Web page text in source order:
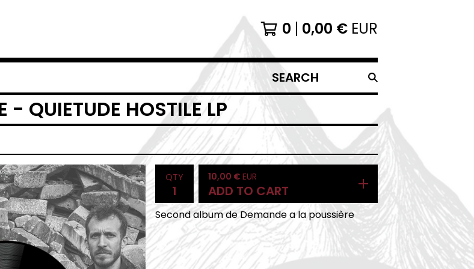
0 0,00 € EUR
SEARCH
PRODUCTS
- QUIETUDE HOSTILE LP
QTY 10,00 € EUR
ADD TO CART
Second album de Demande a la poussière